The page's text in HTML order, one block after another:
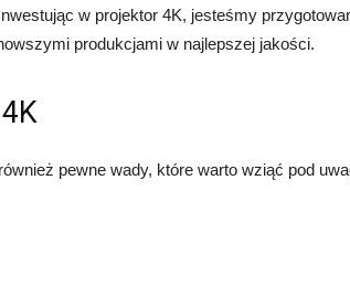
w projektor 4K, jesteśmy
produkcjami w najlepszej jakości.
pewne wady, które warto wziąć pod